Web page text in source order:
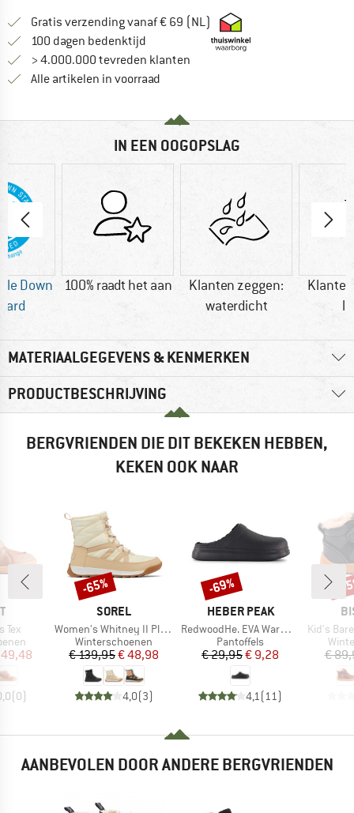
Gratis verzending vanaf € 69 (NL) Vind hier de
100 dagen bedenktijd Vind de betalingsinformatie hier!
> 4.000.000 tevreden klanten
Alle artikelen in voorraad
IN EEN OOGOPSLAG
Down
100% raadt het aan
Klanten zeggen:
waterdicht
MATERIAALGEGEVENS & KENMERKEN
PRODUCTBESCHRIJVING
BERGVRIENDEN DIE DIT BEKEKEN HEBBEN,
KEKEN OOK NAAR
Tex
prijs
(0)
MERK
SOREL
Artikel
Women's Whitney II Plus Lace Waterproof
Productgroep
Winterschoenen
Prijs
€ 139,95Verlaagde prijs
€ 48,98
4,0(3)
Korting
-65%
MERK
HEBER PEAK
Artikel
RedwoodHe. EVA Warm Slippers
Productgroep
Pantoffels
Prijs
€ 29,95Verlaagde prijs
€ 9,28
4,1 (11 )
Korting
-69%
Artikel
Kid's
€
-
AANBEVOLEN DOOR ANDERE BERGVRIENDEN